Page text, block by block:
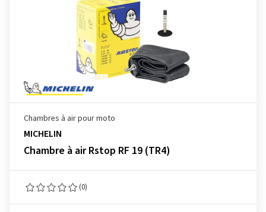
Chambres à air pour moto
MICHELIN
Chambre à air Rstop RF 19 (TR4)
(0)